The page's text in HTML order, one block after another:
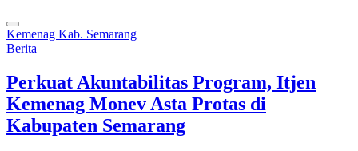
Kemenag Kab. Semarang
Berita
Perkuat Akuntabilitas Program, Itjen
Kemenag Monev Asta Protas di
Kabupaten Semarang